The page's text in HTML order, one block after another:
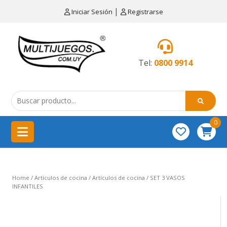
Iniciar Sesión | Registrarse
Tel: 0800 9914
MENÚ
de
cocina
China
importación
Educativos
0
Home / Artículos de cocina / Artículos de cocina / SET 3 VASOS
INFANTILES